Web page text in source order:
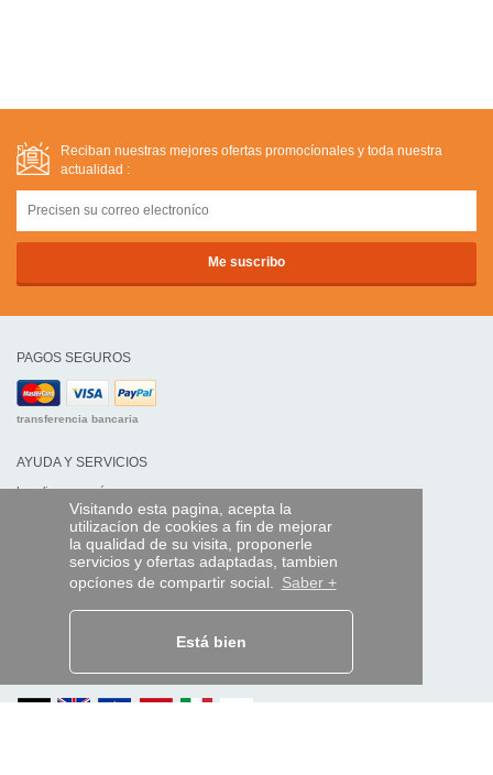
Visitando esta pagina, acepta la
utilizacíon de cookies a fin de mejorar
la qualidad de su visita, proponerle
servicios y ofertas adaptadas, tambien
opcíones de compartir social. Saber +
Está bien
Reciban nuestras mejores ofertas promocíonales y toda nuestra
actualidad :
PAGOS SEGUROS
transferencia bancaria
AYUDA Y SERVICIOS
Localice su envío
MANDO EXPRESS
¿Quiénes somos?
Información legal
Datos personales
Y EN EL MUNDO: